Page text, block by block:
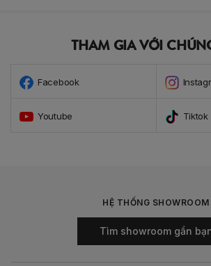
THAM GIA VỚI
Facebook
Youtube Tiktok
HỆ THỐNG SHOWROOM
Tìm showroom gần